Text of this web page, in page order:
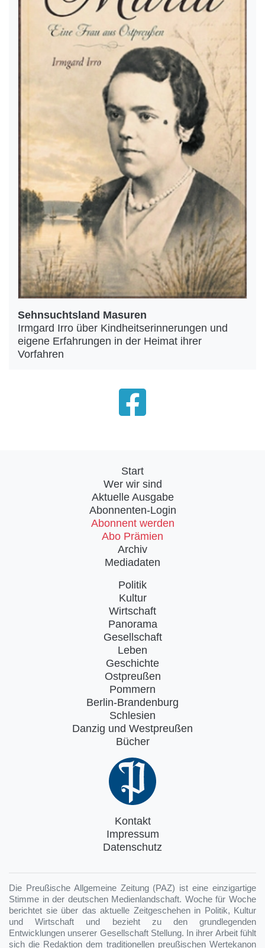
Sehnsuchtsland Masuren
Irmgard Irro über Kindheitserinnerungen und
eigene Erfahrungen in der Heimat ihrer
Vorfahren
Start
Wer wir sind
Aktuelle Ausgabe
Abonnenten-Login
Abonnent werden
Abo Prämien
Archiv
Mediadaten
Politik
Kultur
Wirtschaft
Panorama
Gesellschaft
Leben
Geschichte
Ostpreußen
Pommern
Berlin-Brandenburg
Schlesien
Danzig und Westpreußen
Bücher
Kontakt
Impressum
Datenschutz
Die Preußische Allgemeine Zeitung (PAZ) ist eine einzigartige
Stimme in der deutschen Medienlandschaft. Woche für Woche
berichtet sie über das aktuelle Zeitgeschehen in Politik, Kultur
und Wirtschaft und bezieht zu den grundlegenden
Entwicklungen unserer Gesellschaft Stellung. In ihrer Arbeit fühlt
sich die Redaktion dem traditionellen preußischen Wertekanon